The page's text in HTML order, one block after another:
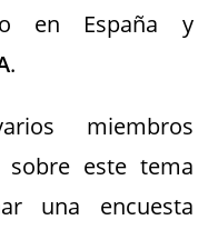
en España y
.
miembros
sobre este tema
una encuesta